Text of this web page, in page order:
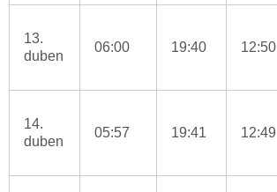
13.
duben
06:00 19:40 12:50
14.
duben
05:57 19:41 12:49